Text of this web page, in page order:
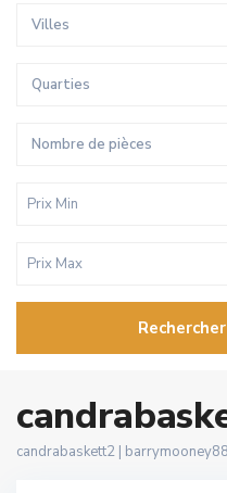
Villes
Quarties
Nombre de pièces
candrabaskett2 |